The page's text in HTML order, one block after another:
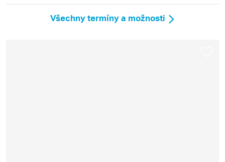
Všechny termíny a možnosti